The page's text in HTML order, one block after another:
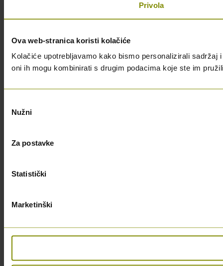
Privola
Ova web-stranica koristi kolačiće
Kolačiće upotrebljavamo kako bismo personalizirali
oni ih mogu kombinirati s drugim podacima koje ste im
pristanka
Nužni
Za postavke
Statistički
Marketinški